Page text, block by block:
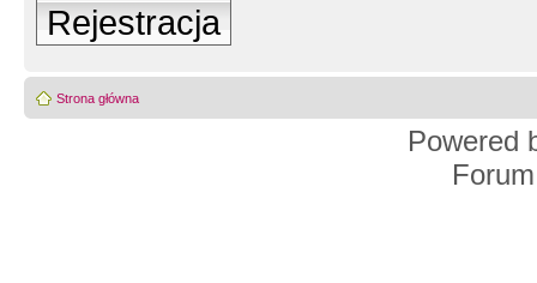
Rejestracja
Strona główna
Powered